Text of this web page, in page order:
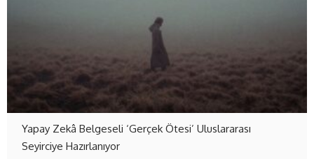
Yapay Zekâ Belgeseli ‘Gerçek Ötesi’ Uluslararası
Seyirciye Hazırlanıyor